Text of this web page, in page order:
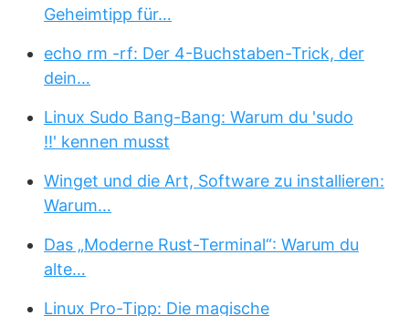
Geheimtipp für…
echo rm -rf: Der 4-Buchstaben-Trick, der
dein…
Linux Sudo Bang-Bang: Warum du 'sudo
!!' kennen musst
Winget und die Art, Software zu installieren:
Warum…
Das „Moderne Rust-Terminal“: Warum du
alte…
Linux Pro-Tipp: Die magische